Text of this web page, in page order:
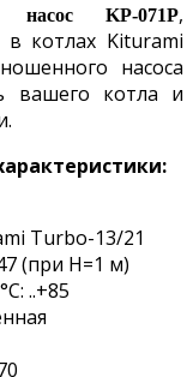
насос KP-071P,
в котлах Kiturami
насоса
вашего котла и
Turbo-13/21
(при H=1 м)
..+85